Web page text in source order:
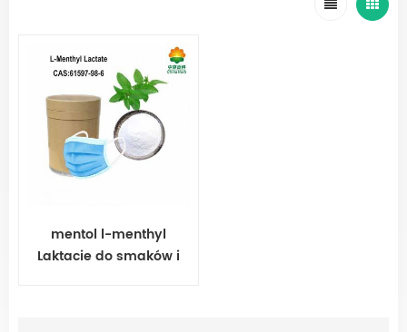
mentol l-menthyl
Laktacie do smaków i